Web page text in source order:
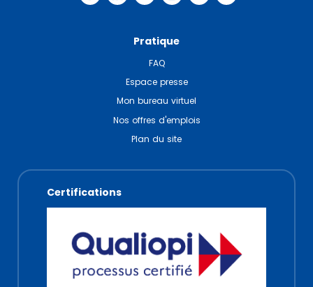
Pratique
FAQ
Espace presse
Mon bureau virtuel
Nos offres d'emplois
Plan du site
Certifications